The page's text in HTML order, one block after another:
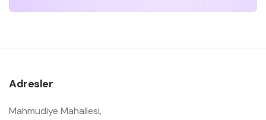
Adresler
Mahmudiye Mahallesi,